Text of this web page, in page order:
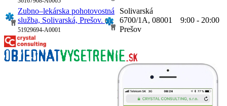
Zubno–lekárska pohotovostná
služba, Solivarská, Prešov. 67-
51929694-A0001
Solivarská
6700/1A, 08001
Prešov
9:00 - 20:00